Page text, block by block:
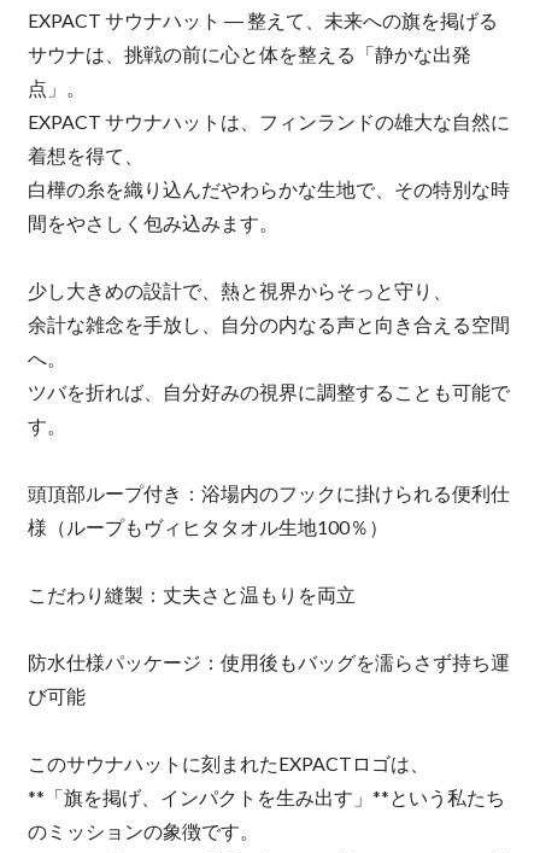
EXPACT サウナハット ― 整えて、未来への旗を掲げる
サウナは、挑戦の前に心と体を整える「静かな出発
点」。
EXPACT サウナハットは、フィンランドの雄大な自然に
着想を得て、
白樺の糸を織り込んだやわらかな生地で、その特別な時
間をやさしく包み込みます。
少し大きめの設計で、熱と視界からそっと守り、
余計な雑念を手放し、自分の内なる声と向き合える空間
へ。
ツバを折れば、自分好みの視界に調整することも可能で
す。
頭頂部ループ付き：浴場内のフックに掛けられる便利仕
様（ループもヴィヒタタオル生地100％）
こだわり縫製：丈夫さと温もりを両立
防水仕様パッケージ：使用後もバッグを濡らさず持ち運
び可能
このサウナハットに刻まれたEXPACTロゴは、
**「旗を掲げ、インパクトを生み出す」**という私たち
のミッションの象徴です。